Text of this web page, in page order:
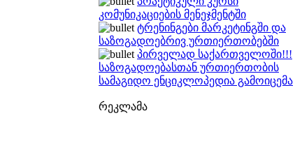
კომუნიკაციების მენეჯმენტში
ტრენინგები მარკეტინგში და
საზოგადოებრივ ურთიერთობებში
პირველად საქართველოში!!!
საზოგადოებასთან ურთიერთობის
სამაგიდო ენციკლოპედია გამოიცემა
რეკლამა